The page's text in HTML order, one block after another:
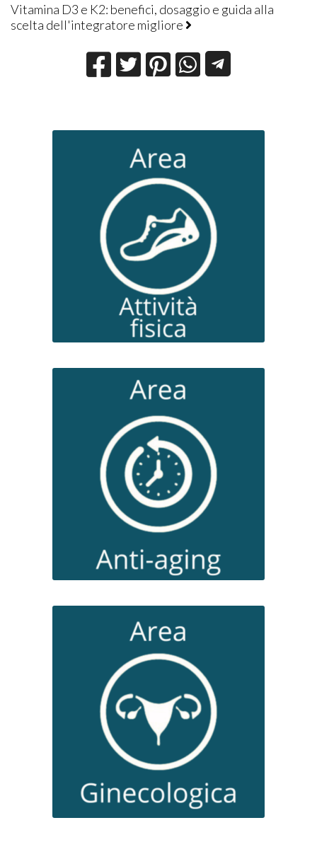
Vitamina D3 e K2: benefici, dosaggio e guida alla
scelta dell'integratore migliore